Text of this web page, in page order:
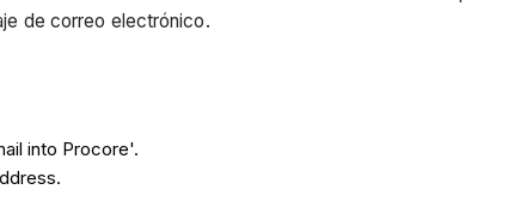
de correo electrónico.
into Procore'.